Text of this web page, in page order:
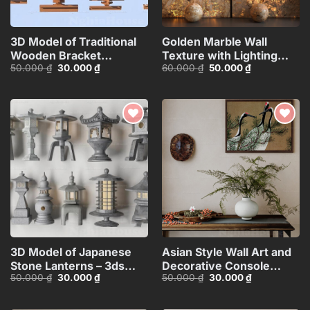
3D Model of Traditional
Wooden Bracket
Structure – 3ds
50.000₫ Giá
30.000₫Giá
hiện
30.000 ₫.
Golden Marble Wall
Texture with Lighting
Effect_15593723
60.000₫ Giá
50.000₫Giá
hiện
50.000 ₫.
Add to
wishlist
3D Model of Japanese
Stone Lanterns – 3ds
Max_HCI4803718257312
50.000₫ Giá
30.000₫Giá
hiện
Add to
wishlist
Asian Style Wall Art and
Decorative Console
Table_101474081
50.000₫ Giá
30.000₫Giá
hiện